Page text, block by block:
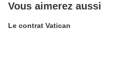
Vous aimerez aussi
Le contrat Vatican